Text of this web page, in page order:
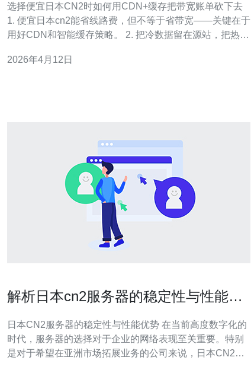
选择便宜日本CN2时如何用CDN+缓存把带宽账单砍下去
1. 便宜日本cn2能省线路费，但不等于省带宽——关键在于
用好CDN和智能缓存策略。 2. 把冷数据留在源站，把热流
30%~80%。 3. 实战要点：合理设置Cache-Control、开启
2026年4月12日
解析日本cn2服务器的稳定性与性能优
日本CN2服务器的稳定性与性能优势 在当前高度数字化的
时代，服务器的选择对于企业的网络表现至关重要。特别
是对于希望在亚洲市场拓展业务的公司来说，日本CN2服